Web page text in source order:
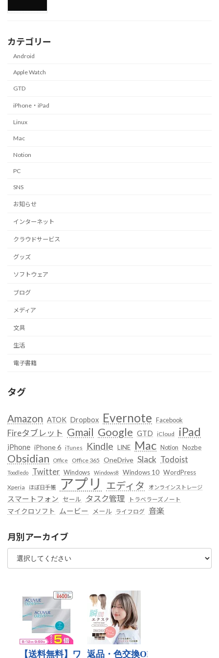
カテゴリー
Android
Apple Watch
GTD
iPhone・iPad
Linux
Mac
Notion
PC
SNS
お知らせ
インターネット
クラウドサービス
グッズ
ソフトウェア
ブログ
メディア
文具
生活
電子書籍
タグ
Amazon ATOK Dropbox Evernote Facebook
Fireタブレット Gmail Google GTD iCloud iPad
iPhone iPhone 6 iTunes Kindle LINE Mac Notion Nozbe
Obsidian Office Office 365 OneDrive Slack Todoist
Toodledo Twitter Windows Windows8 Windows 10 WordPress
Xperia ほぼ日手帳 アプリ エディタ オンラインストレージ
スマートフォン セール タスク管理 トラベラーズノート
マイクロソフト ムービー メール ライフログ 音楽
月別アーカイブ